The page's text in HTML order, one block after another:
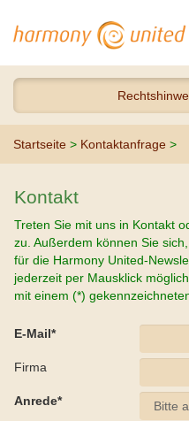
Startseite > Kontaktanfrage >
Kontakt
Treten Sie mit uns in Kontakt
zu. Außerdem können Sie
für die Harmony United-
jederzeit per Mausklick
mit einem (*)
E-Mail*
Firma
Anrede*